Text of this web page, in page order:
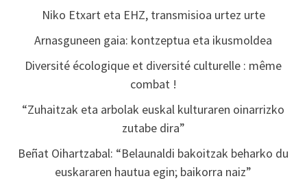
Niko Etxart eta EHZ, transmisioa urtez urte
Arnasguneen gaia: kontzeptua eta ikusmoldea
Diversité écologique et diversité culturelle : même
combat !
“Zuhaitzak eta arbolak euskal kulturaren oinarrizko
zutabe dira”
Beñat Oihartzabal: “Belaunaldi bakoitzak beharko du
euskararen hautua egin; baikorra naiz”